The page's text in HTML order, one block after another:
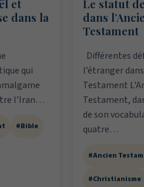
et
dans la
qui
l’Iran…
#Bible
Le statut
dans
Testament
Différentes
l’étranger
Testament
Testament,
de son
quatre…
#Ancien
#Christianisme